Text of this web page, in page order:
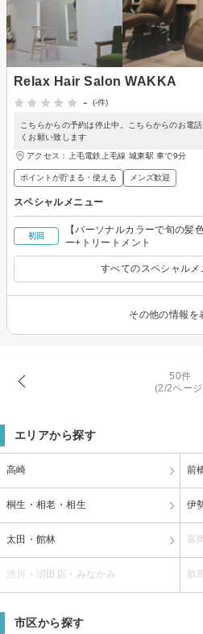
Relax Hair Salon WAKKA
-
(-件)
こちらからの予約は停止中。こちらからのお電
くお願い致します
アクセス：上毛電鉄上毛線 城東駅 車で9分
ポイントが貯まる・使える メンズ歓迎
スペシャルメニュー
初回
【パーソナルカラーで旬の髪
ー+トリートメント
すべてのスペシャルメ
その他の情報を
50件
(2/2ペー
エリアから探す
高崎 前
桐生・相老・相生 伊
太田・館林 富
渋川・沼田店・みなかみ 群
市区から探す